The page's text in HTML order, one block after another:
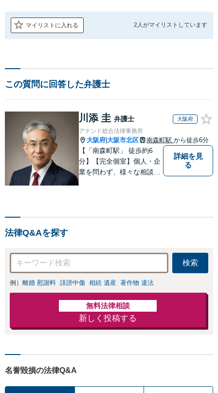
マイリストに入れる 2人がマイリストしています
この質問に回答した弁護士
川添 圭 弁護士 大阪府
アテンド総合法律事務所
大阪府 大阪市北区 南森町駅 から徒歩6分
【「南森町駅」 徒歩約6
分】【完全個室】個人・企
業を問わず、様々な相談を
詳細を見
る
法律Q&Aを探す
検索
例） 離婚 慰謝料 誹謗中傷 相続 遺産 著作物 違法
無料法律相談
新しく投稿する
名誉毀損の法律Q&A